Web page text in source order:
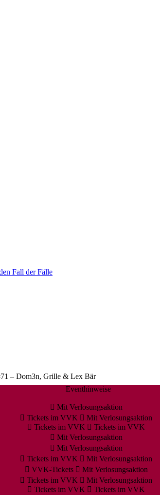
Fall der Fälle
– Dom3n, Grille & Lex Bär
Eventhinweise
Mit Verlosungsaktion
Tickets im VVK
Mit Verlosungsaktion
Tickets im VVK
Tickets im VVK
Mit Verlosungsaktion
Mit Verlosungsaktion
Tickets im VVK
Mit Verlosungsaktion
VVK-Tickets
Mit Verlosungsaktion
Tickets im VVK
Mit Verlosungsaktion
Tickets im VVK
Tickets im VVK